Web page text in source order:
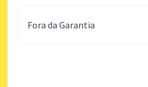
Fora da Garantia